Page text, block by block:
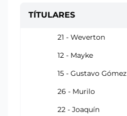
TÍTULARES
21 - Weverton
12 - Mayke
15 - Gustavo Gómez
26 - Murilo
22 - Joaquín